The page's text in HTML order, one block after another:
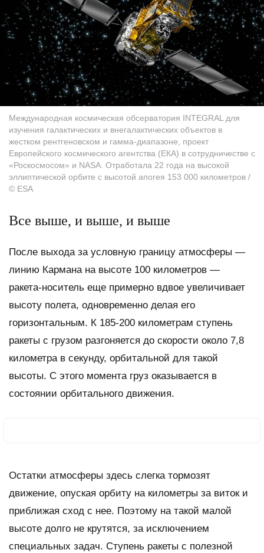
Международная космическая обсерватория INTEGRAL для
изучения галактических и внегалактических объектов в
жестком рентгеновском и гамма-диапазоне, проект
Европейского космического агентства (ЕКА) в сотрудничестве с
«Роскосмосом» и NASA. Отработала 22 года на высокой
эллиптической орбите с высотой апогея 153 000 километров /
© ESA
Все выше, и выше, и выше
После выхода за условную границу атмосферы —
линию Кармана на высоте 100 километров —
ракета-носитель еще примерно вдвое увеличивает
высоту полета, одновременно делая его
горизонтальным. К 185-200 километрам ступень
ракеты с грузом разгоняется до скорости около 7,8
километра в секунду, орбитальной для такой
высоты. С этого момента груз оказывается в
состоянии орбитального движения.
Остатки атмосферы здесь слегка тормозят
движение, опуская орбиту на километры за виток и
приближая сход с нее. Поэтому на такой малой
высоте долго не крутятся, за исключением
специальных задач. Ступень ракеты с полезной